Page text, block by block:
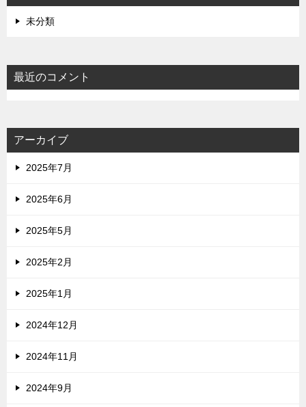
未分類
最近のコメント
アーカイブ
2025年7月
2025年6月
2025年5月
2025年2月
2025年1月
2024年12月
2024年11月
2024年9月